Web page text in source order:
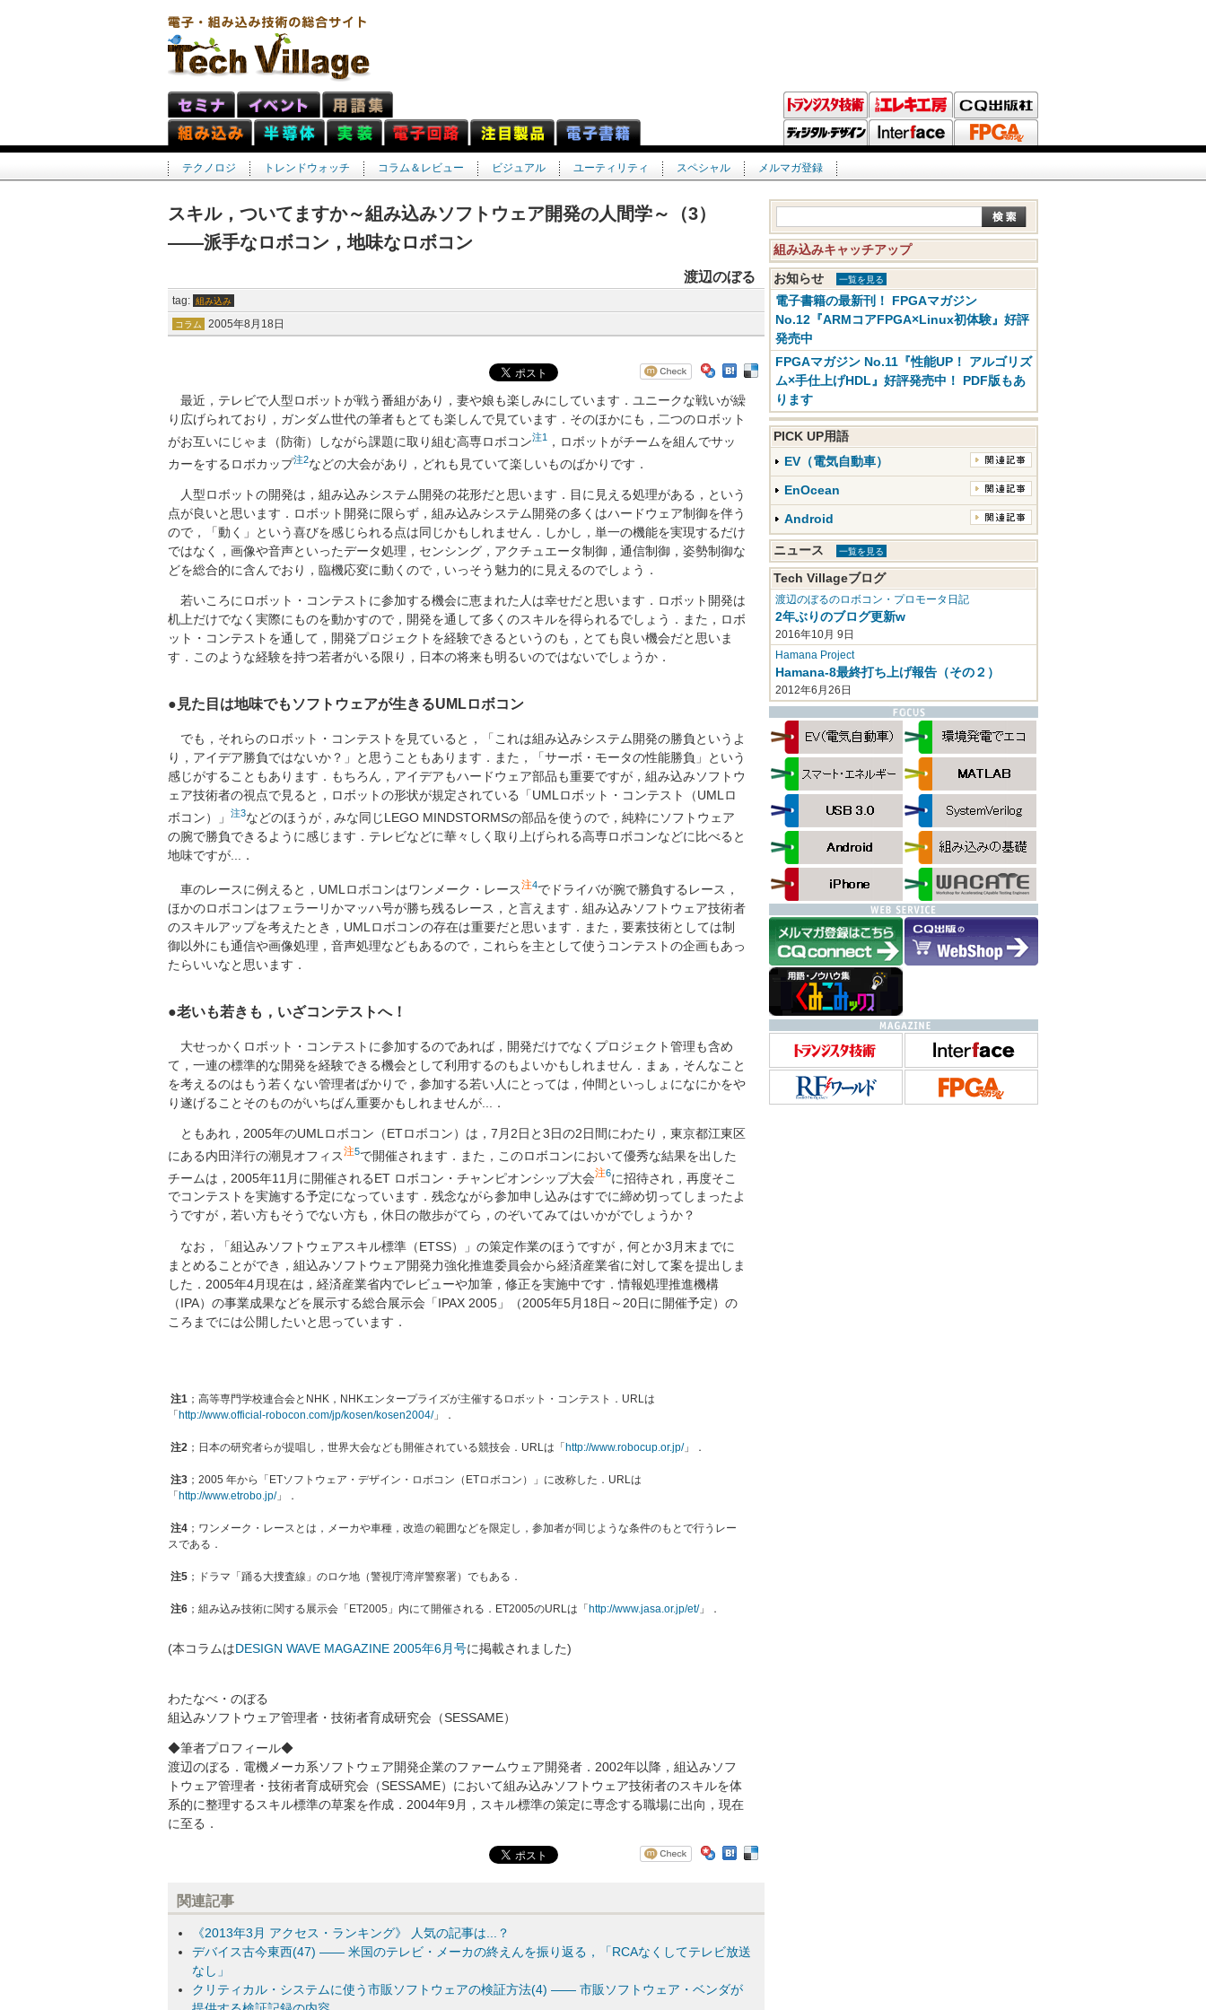
テクノロジ トレンドウォッチ コラム＆レビュー ビジュアル ユーティリティ スペシャル メルマガ登録
スキル，ついてますか～組み込みソフトウェア開発の人間学～（3）
――派手なロボコン，地味なロボコン
渡辺のぼる
tag: 組み込み
コラム 2005年8月18日
最近，テレビで人型ロボットが戦う番組があり，妻や娘も楽しみにしています．ユニークな戦いが繰
り広げられており，ガンダム世代の筆者もとても楽しんで見ています．そのほかにも，二つのロボット
がお互いにじゃま（防衛）しながら課題に取り組む高専ロボコン注1
，ロボットがチームを組んでサッ
カーをするロボカップ注2などの大会があり，どれも見ていて楽しいものばかりです．
人型ロボットの開発は，組み込みシステム開発の花形だと思います．目に見える処理がある，という
点が良いと思います．ロボット開発に限らず，組み込みシステム開発の多くはハードウェア制御を伴う
ので，「動く」という喜びを感じられる点は同じかもしれません．しかし，単一の機能を実現するだけ
ではなく，画像や音声といったデータ処理，センシング，アクチュエータ制御，通信制御，姿勢制御な
どを総合的に含んでおり，臨機応変に動くので，いっそう魅力的に見えるのでしょう．
若いころにロボット・コンテストに参加する機会に恵まれた人は幸せだと思います．ロボット開発は
机上だけでなく実際にものを動かすので，開発を通して多くのスキルを得られるでしょう．また，ロボ
ット・コンテストを通して，開発プロジェクトを経験できるというのも，とても良い機会だと思いま
す．このような経験を持つ若者がいる限り，日本の将来も明るいのではないでしょうか．
●見た目は地味でもソフトウェアが生きるUMLロボコン
でも，それらのロボット・コンテストを見ていると，「これは組み込みシステム開発の勝負というよ
り，アイデア勝負ではないか？」と思うこともあります．また，「サーボ・モータの性能勝負」という
感じがすることもあります．もちろん，アイデアもハードウェア部品も重要ですが，組み込みソフトウ
ェア技術者の視点で見ると，ロボットの形状が規定されている「UMLロボット・コンテスト（UMLロ
ボコン）」
注3などのほうが，みな同じLEGO MINDSTORMSの部品を使うので，純粋にソフトウェア
の腕で勝負できるように感じます．テレビなどに華々しく取り上げられる高専ロボコンなどに比べると
地味ですが...．
車のレースに例えると，UMLロボコンはワンメーク・レース注4でドライバが腕で勝負するレース，
ほかのロボコンはフェラーリかマッハ号が勝ち残るレース，と言えます．組み込みソフトウェア技術者
のスキルアップを考えたとき，UMLロボコンの存在は重要だと思います．また，要素技術としては制
御以外にも通信や画像処理，音声処理などもあるので，これらを主として使うコンテストの企画もあっ
たらいいなと思います．
●老いも若きも，いざコンテストへ！
大せっかくロボット・コンテストに参加するのであれば，開発だけでなくプロジェクト管理も含め
て，一連の標準的な開発を経験できる機会として利用するのもよいかもしれません．まぁ，そんなこと
を考えるのはもう若くない管理者ばかりで，参加する若い人にとっては，仲間といっしょになにかをや
り遂げることそのものがいちばん重要かもしれませんが...．
ともあれ，2005年のUMLロボコン（ETロボコン）は，7月2日と3日の2日間にわたり，東京都江東区
にある内田洋行の潮見オフィス注5で開催されます．また，このロボコンにおいて優秀な結果を出した
チームは，2005年11月に開催されるET ロボコン・チャンピオンシップ大会注6に招待され，再度そこ
でコンテストを実施する予定になっています．残念ながら参加申し込みはすでに締め切ってしまったよ
うですが，若い方もそうでない方も，休日の散歩がてら，のぞいてみてはいかがでしょうか？
なお，「組込みソフトウェアスキル標準（ETSS）」の策定作業のほうですが，何とか3月末までに
まとめることができ，組込みソフトウェア開発力強化推進委員会から経済産業省に対して案を提出しま
した．2005年4月現在は，経済産業省内でレビューや加筆，修正を実施中です．情報処理推進機構
（IPA）の事業成果などを展示する総合展示会「IPAX 2005」（2005年5月18日～20日に開催予定）の
ころまでには公開したいと思っています．
注1 ；高等専門学校連合会とNHK，NHKエンタープライズが主催するロボット・コンテスト．URLは
「 http://www.official-robocon.com/jp/kosen/kosen2004/」．
注2 ；日本の研究者らが提唱し，世界大会なども開催されている競技会．URLは「 http://www.robocup.or.jp/」．
注3 ；2005 年から「ETソフトウェア・デザイン・ロボコン（ETロボコン）」に改称した．URLは
「 http://www.etrobo.jp/」．
注4 ；ワンメーク・レースとは，メーカや車種，改造の範囲などを限定し，参加者が同じような条件のもとで行うレー
スである．
注5 ；ドラマ「踊る大捜査線」のロケ地（警視庁湾岸警察署）でもある．
注6 ；組み込み技術に関する展示会「ET2005」内にて開催される．ET2005のURLは「 http://www.jasa.or.jp/et/」．
(本コラムは DESIGN WAVE MAGAZINE 2005年6月号に掲載されました)
わたなべ・のぼる
組込みソフトウェア管理者・技術者育成研究会（SESSAME）
◆筆者プロフィール◆
渡辺のぼる．電機メーカ系ソフトウェア開発企業のファームウェア開発者．2002年以降，組込みソフ
トウェア管理者・技術者育成研究会（SESSAME）において組み込みソフトウェア技術者のスキルを体
系的に整理するスキル標準の草案を作成．2004年9月，スキル標準の策定に専念する職場に出向，現在
に至る．
関連記事
《2013年3月 アクセス・ランキング》 人気の記事は...？
デバイス古今東西(47) ―― 米国のテレビ・メーカの終えんを振り返る，「RCAなくしてテレビ放送
なし」
クリティカル・システムに使う市販ソフトウェアの検証方法(4) ―― 市販ソフトウェア・ベンダが
組み込みキャッチアップ
お知らせ 一覧を見る
電子書籍の最新刊！ FPGAマガジン
No.12『ARMコアFPGA×Linux初体験』好評
発売中
FPGAマガジン No.11『性能UP！ アルゴリズ
ム×手仕上げHDL』好評発売中！ PDF版もあ
ります
PICK UP用語
EV（電気自動車）
EnOcean
Android
ニュース 一覧を見る
Tech Villageブログ
渡辺のぼるのロボコン・プロモータ日記
2年ぶりのブログ更新w
2016年10月 9日
Hamana Project
Hamana-8最終打ち上げ報告（その２）
2012年6月26日